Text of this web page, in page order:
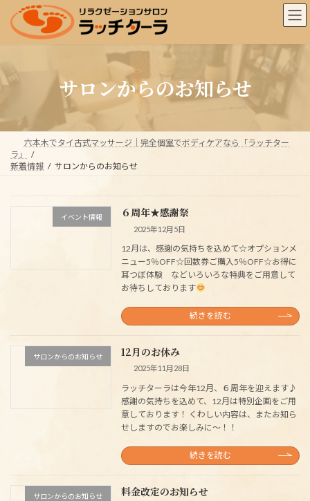
へ
ッ
プ
ョ
移
動
サロンからのお知らせ
六本木でタイ古式マッサージ｜完全個室でボディケアなら「ラッチター
ラ」
新着情報
サロンからのお知らせ
イベント情報 ６周年★感謝祭
2025年12月5日
12月は、感謝の気持ちを込めて☆オプションメ
ニュー5％OFF☆回数券ご購入5％OFF☆お得に
耳つぼ体験 などいろいろな特典をご用意して
お待ちしております
続きを読む
サロンからのお知らせ 12月のお休み
2025年11月28日
ラッチターラは今年12月、６周年を迎えます♪
感謝の気持ちを込めて、12月は特別企画をご用
意しております！ くわしい内容は、またお知ら
せしますのでお楽しみに～！！
続きを読む
サロンからのお知らせ 料金改定のお知らせ